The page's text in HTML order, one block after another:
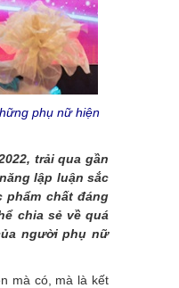
phụ nữ hiện
trải qua gần
lập luận sắc
chất đáng
chia sẻ về quá
người phụ nữ
mà có, mà là kết